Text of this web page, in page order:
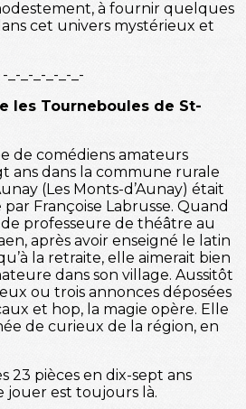
à fournir quelques
cet univers mystérieux et
-_-_-_-_-_-_-
les Tourneboules de St-
de comédiens amateurs
ans dans la commune rurale
(Les Monts-d’Aunay) était
Françoise Labrusse. Quand
professeure de théâtre au
après avoir enseigné le latin
la retraite, elle aimerait bien
dans son village. Aussitôt
ou trois annonces déposées
et hop, la magie opère. Elle
de curieux de la région, en
23 pièces en dix-sept ans
jouer est toujours là.